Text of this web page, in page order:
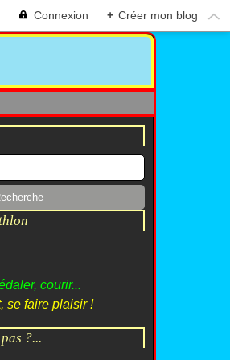
Connexion + Créer mon blog
courir...
faire plaisir !
?...